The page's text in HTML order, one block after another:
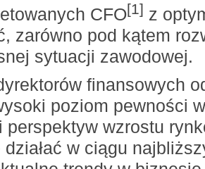
CFO[1] z
zarówno pod kątem
sytuacji zawodowej.
finansowych
poziom pewności
perspektyw wzrostu
w ciągu